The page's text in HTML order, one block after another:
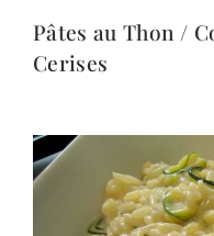
Pâtes au Thon /
Cerises